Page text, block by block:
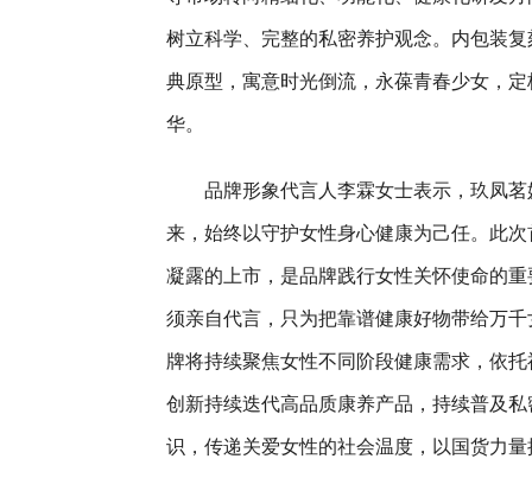
树立科学、完整的私密养护观念。内包装
典原型，寓意时光倒流，永葆青春少女，
华。
品牌形象代言人李霖女士表示，玖凤
来，始终以守护女性身心健康为己任。此
凝露的上市，是品牌践行女性关怀使命的
须亲自代言，只为把靠谱健康好物带给万
牌将持续聚焦女性不同阶段健康需求，依
创新持续迭代高品质康养产品，持续普及
识，传递关爱女性的社会温度，以国货力